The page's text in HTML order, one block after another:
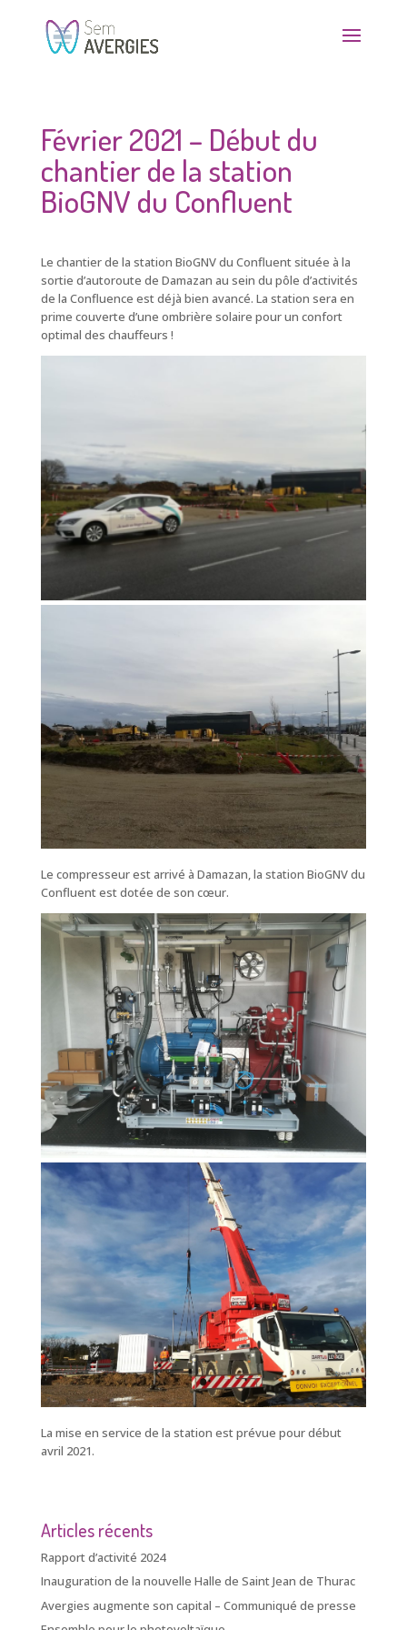
Février 2021 – Début du
chantier de la station
BioGNV du Confluent
Le chantier de la station BioGNVdu Confluent située à la
sortie d’autoroute de Damazan au sein du pôle d’activités
de la Confluence est déjà bien avancé. La station sera en
prime couverte d’une ombrière solaire pour un confort
optimal des chauffeurs !
Le compresseur est arrivé à Damazan, la station BioGNV du
Confluent est dotée de son cœur.
La mise en service de la station est prévue pour début
avril 2021.
Articles récents
Rapport d’activité 2024
Inauguration de la nouvelle Halle de Saint Jean de Thurac
Avergies augmente son capital – Communiqué de presse